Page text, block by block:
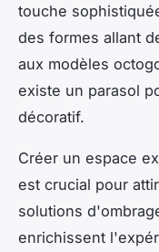
touche
des formes allant
aux modèles
existe un parasol
décoratif.
Créer un espace
est crucial pour
solutions
enrichissent